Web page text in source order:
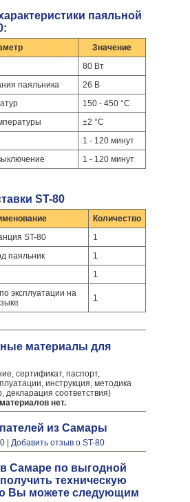
паяльной
Значение
80 Вт
паяльника
26 В
150 - 450 °C
±2 °C
1 - 120 минут
1 - 120 минут
ST-80
Количество
ST-80
1
паяльник
1
1
эксплуатации на
1
материалы для
сертификат, паспорт,
инструкция, методика
декларация соответствия)
нет.
из Самары
| Добавить отзыв о ST-80
в Самаре по выгодной
техническую
Вы можете следующим